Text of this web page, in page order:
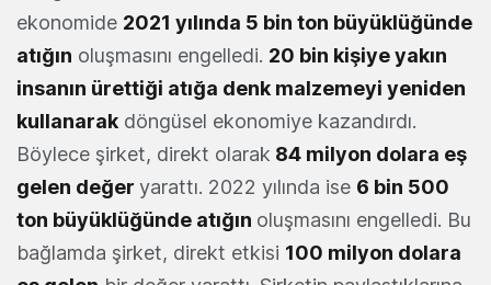
ekonomide 2021 yılında 5 bin ton büyüklüğünde
atığın oluşmasını engelledi. 20 bin kişiye yakın
insanın ürettiği atığa denk malzemeyi yeniden
kullanarak döngüsel ekonomiye kazandırdı.
Böylece şirket, direkt olarak 84 milyon dolara eş
gelen değer yarattı. 2022 yılında ise 6 bin 500
ton büyüklüğünde atığın oluşmasını engelledi. Bu
bağlamda şirket, direkt etkisi 100 milyon dolara